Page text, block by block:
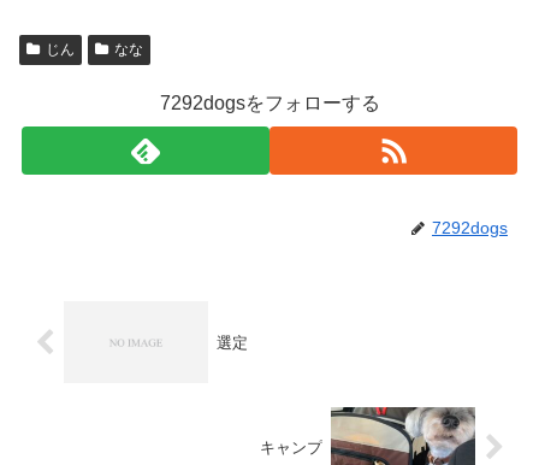
じん なな
7292dogsをフォローする
7292dogs
選定
キャンプ